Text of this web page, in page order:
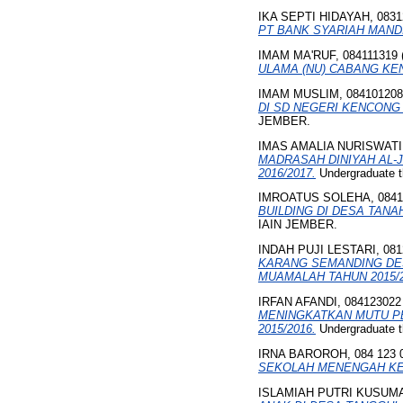
IKA SEPTI HIDAYAH,
PT BANK SYARIAH
IMAM MA'RUF, 084111319
ULAMA (NU) CABANG
IMAM MUSLIM, 084101208
DI SD NEGERI
JEMBER.
IMAS AMALIA
MADRASAH DINIYAH AL-
2016/2017. Undergraduate
IMROATUS SOLEHA,
BUILDING DI DESA
IAIN JEMBER.
INDAH PUJI LESTARI,
KARANG SEMANDING
MUAMALAH TAHUN 2015/
IRFAN AFANDI, 084123022
MENINGKATKAN MUTU
2015/2016. Undergraduate
IRNA BAROROH, 084 123
SEKOLAH MENENGAH
ISLAMIAH PUTRI